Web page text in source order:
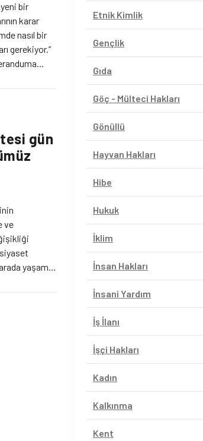
bir
karar
nasıl bir
gerekiyor.”
gün
ve
yaşamın
dersin ya
Etnik Kimlik
Gençlik
Gıda
Göç - Mülteci Hakları
Gönüllü
Hayvan Hakları
Hibe
Hukuk
İklim
İnsan Hakları
İnsani Yardım
İş İlanı
İşçi Hakları
Kadın
Kalkınma
Kent